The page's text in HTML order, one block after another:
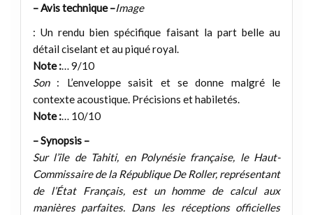
– Avis technique –Image
: Un rendu bien spécifique faisant la part belle au
détail ciselant et au piqué royal.
Note :… 9/10
Son: L’enveloppe saisit et se donne malgré le
contexte acoustique. Précisions et habiletés.
Note :… 10/10
– Synopsis –
Sur l’île de Tahiti, en Polynésie française, le Haut-
Commissaire de la République De Roller, représentant
de l’État Français, est un homme de calcul aux
manières parfaites. Dans les réceptions officielles